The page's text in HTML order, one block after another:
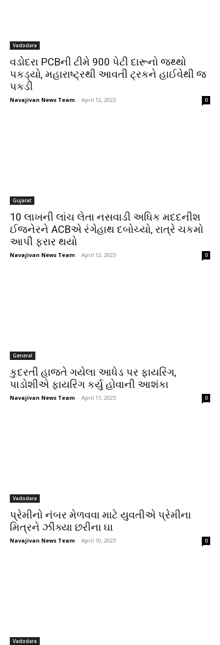
Vadodara
વડોદરા PCBની ટીમે 900 પેટી દારૂનો જથ્થો
પકડ્યો, મહારાષ્ટ્રથી આવતી ટ્રકને હાઈવેથી જ
પકડી
Navajivan News Team - April 12, 2023 0
Gujarat
10 લાખની લાંચ લેતા નસવાડી અધિક મદદનીશ
ઈજનેરને ACBએ રંગેહાથ દબોચ્યો, રાત્રે ચકમો
આપી ફરાર થયો
Navajivan News Team - April 12, 2023 0
General
કુદરતી હાજતે ગયેલા આધેડ પર ફાયરિંગ,
પાડોશીએ ફાયરિંગ કર્યુ હોવાની આશંકા
Navajivan News Team - April 11, 2023 0
Vadodara
પ્રેમીનો નંબર મેળવવા માટે યુવતીએ પ્રેમીના
મિત્રને ઝીંક્યા છરીના ઘા
Navajivan News Team - April 10, 2023 0
Vadodara